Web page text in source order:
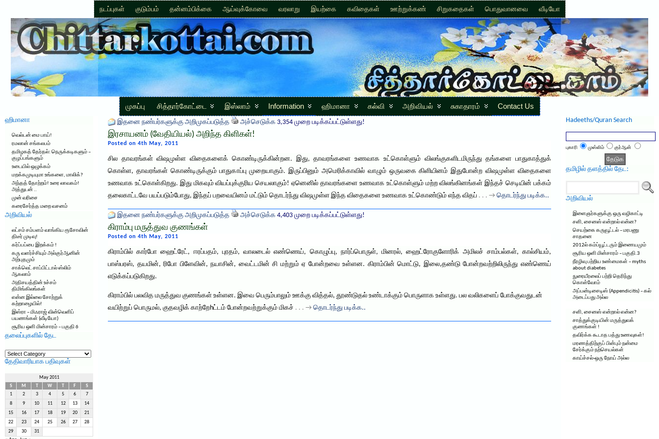
நடப்புகள் குடும்பம் தன்னம்பிக்கை ஆய்வுக்கோவை வரலாறு இயற்கை கவிதைகள் ஊற்றுக்கண் சிறுகதைகள் பொதுவானவை வீடியோ
முகப்பு சித்தார்கோட்டை இஸ்லாம் Information ஹிமானா கல்வி அறிவியல் சுகாதாரம் Contact Us
ஹிமானா
வெல்டன் மை பாய்!
ரமலான் சங்கலபம்
தமிழகத் தேர்தல்: நெருக்கடிகளும் –
குழப்பங்களும்
உடையில் ஒழுக்கம்
மறக்கமுடியுமா உங்களை, மாலிக்?
அந்தத் தோற்றம்! உரை லாவகம்!
அத்துடன் ..
முன் வரிசை
கரைசேர்த்த மறை வசனம்
அறிவியல்
லட்சம் சம்பளம் வாங்கிய ரூசோவின்
திடீர் முடிவு!
கர்ப்பப்பை இறக்கம் !
கரு வளர்ச்சியும் அல்குர்ஆனின்
அற்புதமும்
சாக்லெட் சாப்பிட்டால் ஸ்லிம்
ஆகலாம்
அதிசயத்தின் உச்சம்
திமிங்கிலங்கள்
என்ன இல்லை சோற்றுக்
கற்றாழையில்!
இஸ்ரா – மிஃராஜ் வின்வெளிப்
பயணங்கள் (வீடியோ)
சூரிய ஒளி மின்சாரம் – பகுதி 6
தலைப்புகளில் தேட
தலைப்புகளில்
தேட
தேதிவாரியாக பதிவுகள்
May 2011
S
M W F
S
1
2 3 4 5 6 7
8 9 10 11 12 13 14
15 16 17 18 19 20 21
22 23 24 25 26 27 28
29 30 31
இதனை நண்பர்களுக்கு அறிமுகப்படுத்த அச்செடுக்க 3,354 முறை படிக்கப்பட்டுள்ளது!
இரசாயனம் (வேதியியல்) அறிந்த கிளிகள்!
Posted on 4th May, 2011
சில தாவரங்கள் விஷமுள்ள விதைகளைக் கொண்டிருக்கின்றன. இது, தாவரங்களை உணவாக உட்கொள்ளும் விலங்குகளிடமிருந்து தங்களை பாதுகாத்துக்
கொள்ள, தாவரங்கள் கொண்டிருக்கும் பாதுகாப்பு முறையாகும். இருப்பினும் அமெரிக்காவில் வாழும் ஒருவகை கிளியினம் இதுபோன்ற விஷமுள்ள விதைகளை
உணவாக உட்கொள்கிறது. இது மிகவும் வியப்புக்குரிய செயலாகும்! ஏனெனில் தாவரங்களை உணவாக உட்கொள்ளும் மற்ற விலங்கினங்கள் இந்தச் செடியின் பக்கம்
தலைகாட்டவே பயப்படும்போது, இந்தப் பறவையினம் மட்டும் தொடர்ந்து விஷமுள்ள இந்த விதைகளை உணவாக உட்கொண்டும் எந்த விதப் . . . → தொடர்ந்து படிக்க..
இதனை நண்பர்களுக்கு அறிமுகப்படுத்த அச்செடுக்க 4,403 முறை படிக்கப்பட்டுள்ளது!
கிராம்பு மருத்துவ குணங்கள்
Posted on 4th May, 2011
கிராம்பில் கார்போ ஹைட்ரேட், ஈரப்பதம், புரதம், வாலடைல் எண்ணெய், கொழுப்பு, நார்ப்பொருள், மினரல், ஹைட்ரோகுளோரிக் அமிலச் சாம்பல்கள், கால்சியம்,
பாஸ்பரஸ், தயமின், ரிபோ பிளேவின், நயாசின், வைட்டமின் சி மற்றும் ஏ போன்றவை உள்ளன. கிராம்பின் மொட்டு, இலை,தண்டு போன்றவற்றிலிருந்து எண்ணெய்
எடுக்கப்படுகிறது.
கிராம்பில் பலவித மருத்துவ குணங்கள் உள்ளன. இவை பெரும்பாலும் ஊக்கு வித்தல், தூண்டுதல் உண்டாக்கும் பொருளாக உள்ளது. பல வலிகளைப் போக்குவதுடன்
வயிற்றுப் பொருமல், குதவழிக் காற்றேhட்டம் போன்றவற்றுக்கும் மிகச் . . . → தொடர்ந்து படிக்க..
Hadeeths/Quran Search
புகாரி முஸ்லிம் குர்ஆன்
தமிழில் தளத்தில் தேட:
அறிவியல்
இளைஞர்களுக்கு ஒரு வழிகாட்டி
சளி, சைனஸ் என்றால் என்ன?
செயற்கை கருவூட்டல் – மரபணு
சாதனை
2012ல் கம்ப்யூட்டரும் இணையமும்
சூரிய ஒளி மின்சாரம் – பகுதி.3
நீரழிவு பற்றிய உண்மைகள் – myths
about diabetes
நுரையீரலைப் பற்றி தெரிந்து
கொள்வோம்
அப்பன்டிசைடிஸ் (Appendicitis) – கல்
அடைப்பது அல்ல
சளி, சைனஸ் என்றால் என்ன?
சாத்துக்குடியின் மருத்துவக்
குணங்கள் !
தவிர்க்க கூடாத பத்து உணவுகள்!
மரணத்திற்குப் பின்பும் நன்மை
சேர்க்கும் நற்செயல்கள்
காய்ச்சல்-ஒரு நோய் அல்ல